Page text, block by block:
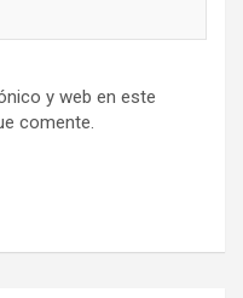
y web en este
comente.